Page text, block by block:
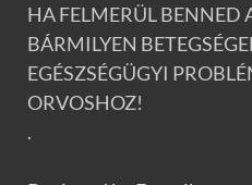
HA FELMERÜL BENNED
BÁRMILYEN
EGÉSZSÉGÜGYI
ORVOSHOZ!
.